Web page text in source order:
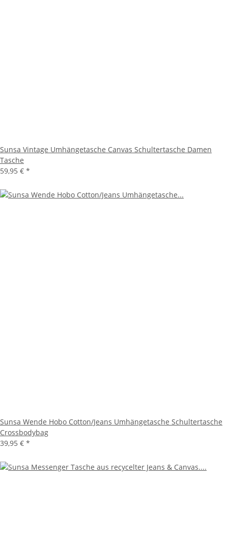
Sunsa Vintage Umhängetasche Canvas Schultertasche Damen
Tasche
59,95 € *
Sunsa Wende Hobo Cotton/Jeans Umhängetasche Schultertasche
Crossbodybag
39,95 € *